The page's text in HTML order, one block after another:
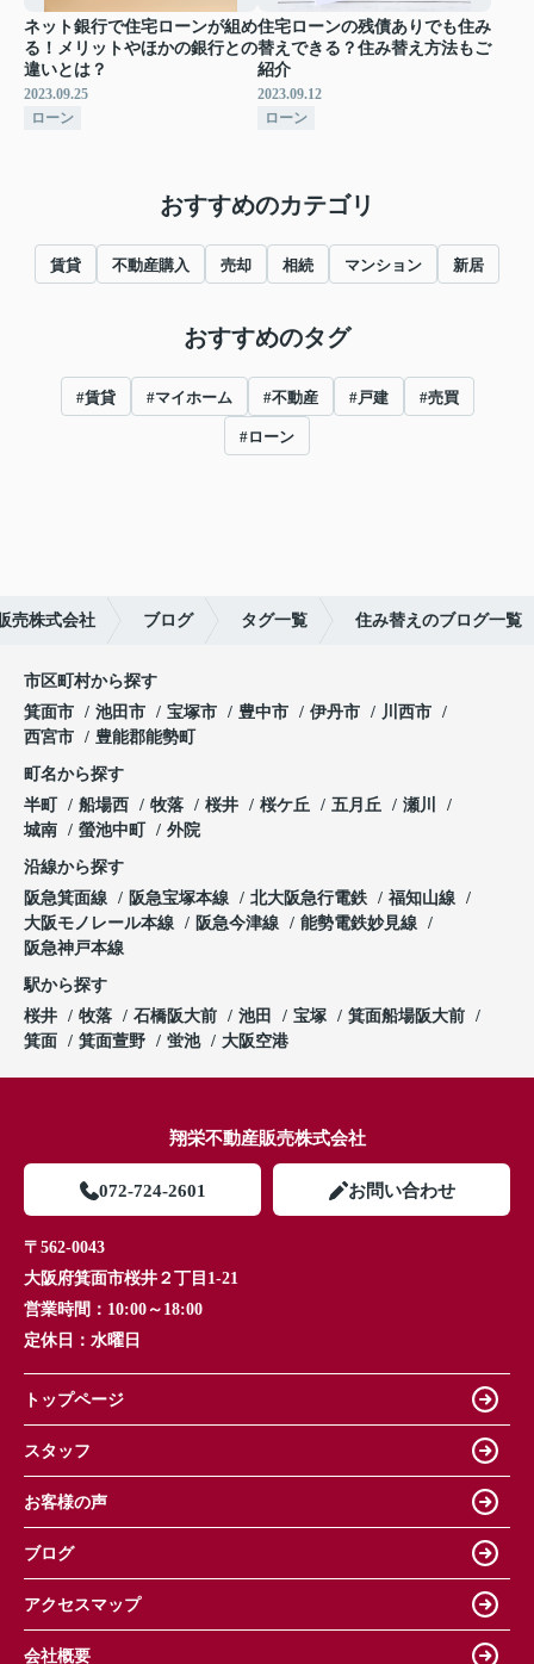
ネット銀行で住宅ローンが組め
る！メリットやほかの銀行との
違いとは？
2023.09.25
ローン
住宅ローンの残債ありでも住み
替えできる？住み替え方法もご
紹介
2023.09.12
ローン
おすすめのカテゴリ
賃貸 不動産購入 売却 相続 マンション 新居
おすすめのタグ
#賃貸 #マイホーム #不動産 #戸建 #売買
#ローン
売株式会社 ブログ タグ一覧 住み替えのブログ一覧
市区町村から探す
箕面市
池田市 宝塚市 豊中市 伊丹市
川西市
西宮市
豊能郡能勢町
町名から探す
半町
船場西 牧落 桜井 桜ケ丘 五月丘
瀬川
城南
螢池中町 外院
沿線から探す
阪急箕面線
阪急宝塚本線 北大阪急行電鉄
福知山線
大阪モノレール本線
阪急今津線
能勢電鉄妙見線
阪急神戸本線
駅から探す
桜井
牧落 石橋阪大前 池田 宝塚
箕面船場阪大前
箕面
箕面萱野 蛍池 大阪空港
翔栄不動産販売株式会社
072-724-2601 お問い合わせ
〒562-0043
大阪府箕面市桜井２丁目1-21
営業時間： 10:00～18:00
定休日： 水曜日
トップページ
スタッフ
お客様の声
ブログ
アクセスマップ
会社概要